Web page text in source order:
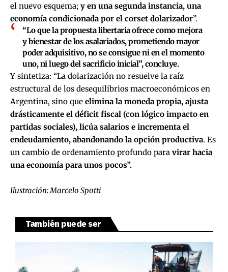
el nuevo esquema; y en una segunda instancia, una
economía condicionada por el corset dolarizador”.
“Lo que la propuesta libertaria ofrece como mejora
y bienestar de los asalariados, prometiendo mayor
poder adquisitivo, no se consigue ni en el momento
uno, ni luego del sacrificio inicial”, concluye.
Y sintetiza: “La dolarización no resuelve la raíz
estructural de los desequilibrios macroeconómicos en
Argentina, sino que elimina la moneda propia, ajusta
drásticamente el déficit fiscal (con lógico impacto en
partidas sociales), licúa salarios e incrementa el
endeudamiento, abandonando la opción productiva. Es
un cambio de ordenamiento profundo para virar hacia
una economía para unos pocos”.
Ilustración: Marcelo Spotti
También puede ser